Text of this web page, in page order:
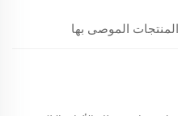
المنتجات الموصى بها